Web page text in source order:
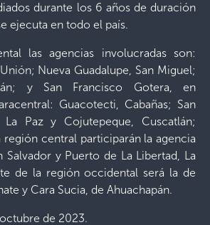
durante los 6 años de duración
ejecuta en todo el país.
las agencias involucradas son:
Nueva Guadalupe, San Miguel;
y San Francisco Gotera, en
Guacotecti, Cabañas; San
Paz y Cojutepeque, Cuscatlán;
región central participarán la agencia
Salvador y Puerto de La Libertad, La
de la región occidental será la de
y Cara Sucia, de Ahuachapán.
de 2023.